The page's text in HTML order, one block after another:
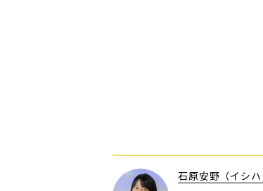
石原安野（イシハ